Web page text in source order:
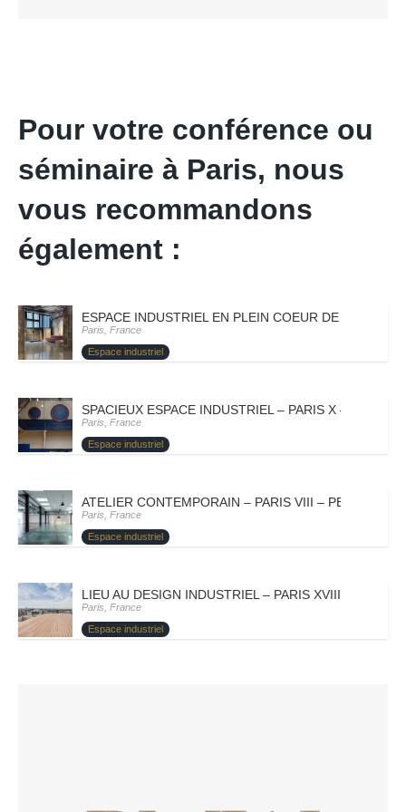
Pour votre conférence ou
séminaire à Paris, nous
vous recommandons
également :
ESPACE INDUSTRIEL EN PLEIN COEUR DE PARIS –
Paris, France
Espace industriel
SPACIEUX ESPACE INDUSTRIEL – PARIS X – SANDRO
Paris, France
Espace industriel
ATELIER CONTEMPORAIN – PARIS VIII – PETROVA
Paris, France
Espace industriel
LIEU AU DESIGN INDUSTRIEL – PARIS XVIII – DOMY
Paris, France
Espace industriel